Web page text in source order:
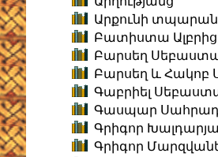
Արքունի տպարան
Բատիստա
Բարսեղ
Բարսեղ և Հակոբ
Գաբրիել
Գասպար
Գրիգոր
Գրիգոր